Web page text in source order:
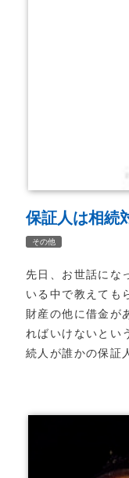
保証人は相続
その他
先日、お世話にな
いる中で教えても
財産の他に借金が
ればいけないとい
続人が誰かの保